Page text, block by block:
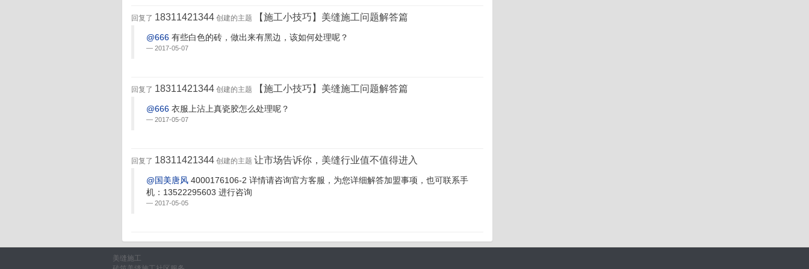
回复了 18311421344 创建的主题 【施工小技巧】美缝施工问题解答篇
@666 有些白色的砖，做出来有黑边，该如何处理呢？
2017-05-07
回复了 18311421344 创建的主题 【施工小技巧】美缝施工问题解答篇
@666 衣服上沾上真瓷胶怎么处理呢？
2017-05-07
回复了 18311421344 创建的主题 让市场告诉你，美缝行业值不值得进入
@国美唐风 4000176106-2 详情请咨询官方客服，为您详细解答加盟事项，也可联系手
机：13522295603 进行咨询
2017-05-05
美缝施工